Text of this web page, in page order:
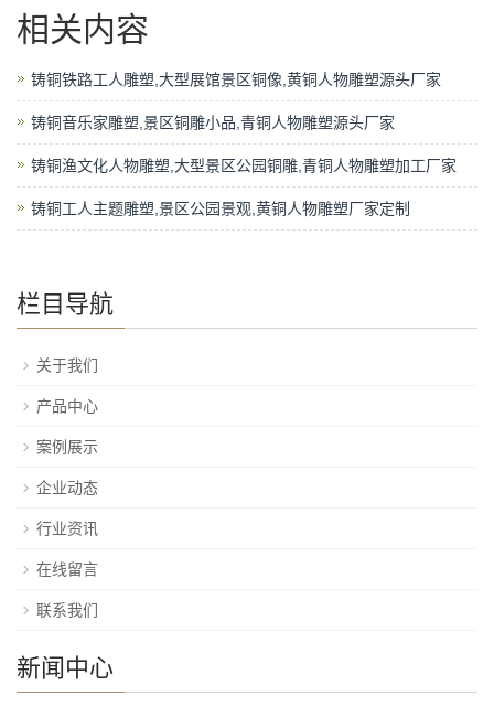
相关内容
铸铜铁路工人雕塑,大型展馆景区铜像,黄铜人物雕塑源头厂家
铸铜音乐家雕塑,景区铜雕小品,青铜人物雕塑源头厂家
铸铜渔文化人物雕塑,大型景区公园铜雕,青铜人物雕塑加工厂家
铸铜工人主题雕塑,景区公园景观,黄铜人物雕塑厂家定制
栏目导航
关于我们
产品中心
案例展示
企业动态
行业资讯
在线留言
联系我们
新闻中心